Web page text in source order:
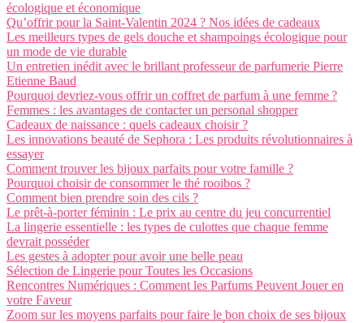
écologique et économique
Qu’offrir pour la Saint-Valentin 2024 ? Nos idées de cadeaux
Les meilleurs types de gels douche et shampoings écologique pour
un mode de vie durable
Un entretien inédit avec le brillant professeur de parfumerie Pierre
Etienne Baud
Pourquoi devriez-vous offrir un coffret de parfum à une femme ?
Femmes : les avantages de contacter un personal shopper
Cadeaux de naissance : quels cadeaux choisir ?
Les innovations beauté de Sephora : Les produits révolutionnaires à
essayer
Comment trouver les bijoux parfaits pour votre famille ?
Pourquoi choisir de consommer le thé rooibos ?
Comment bien prendre soin des cils ?
Le prêt-à-porter féminin : Le prix au centre du jeu concurrentiel
La lingerie essentielle : les types de culottes que chaque femme
devrait posséder
Les gestes à adopter pour avoir une belle peau
Sélection de Lingerie pour Toutes les Occasions
Rencontres Numériques : Comment les Parfums Peuvent Jouer en
votre Faveur
Zoom sur les moyens parfaits pour faire le bon choix de ses bijoux